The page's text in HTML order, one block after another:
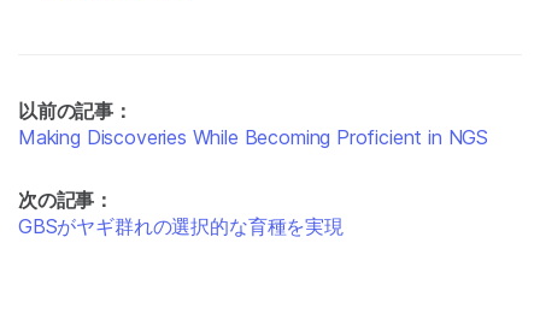
以前の記事：
Making Discoveries While Becoming Proficient in NGS
次の記事：
GBSがヤギ群れの選択的な育種を実現